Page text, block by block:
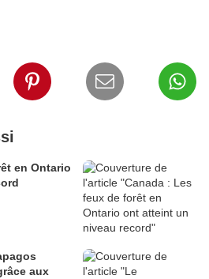
en Ontario
aux